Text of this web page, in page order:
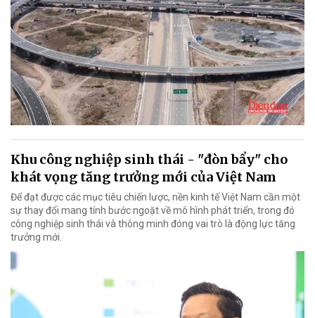
Khu công nghiệp sinh thái - "đòn bẩy" cho
khát vọng tăng trưởng mới của Việt Nam
Để đạt được các mục tiêu chiến lược, nền kinh tế Việt Nam cần một
sự thay đổi mang tính bước ngoặt về mô hình phát triển, trong đó
công nghiệp sinh thái và thông minh đóng vai trò là động lực tăng
trưởng mới.